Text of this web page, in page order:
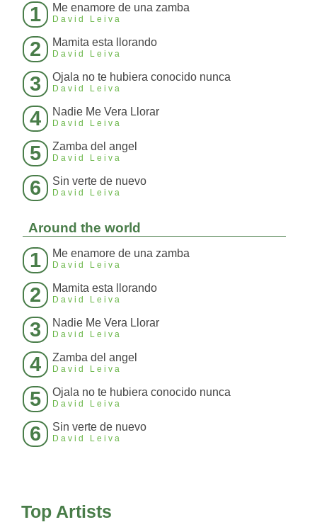
1 Me enamore de una zamba
David Leiva
2 Mamita esta llorando
David Leiva
3 Ojala no te hubiera conocido nunca
David Leiva
4 Nadie Me Vera Llorar
David Leiva
5 Zamba del angel
David Leiva
6 Sin verte de nuevo
David Leiva
Around the world
1 Me enamore de una zamba
David Leiva
2 Mamita esta llorando
David Leiva
3 Nadie Me Vera Llorar
David Leiva
4 Zamba del angel
David Leiva
5 Ojala no te hubiera conocido nunca
David Leiva
6 Sin verte de nuevo
David Leiva
Top Artists